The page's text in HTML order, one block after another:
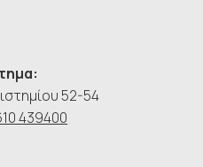
52-54
439400